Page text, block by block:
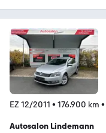
EZ 12/2011 • 176.900 km •
Autosalon Lindemann